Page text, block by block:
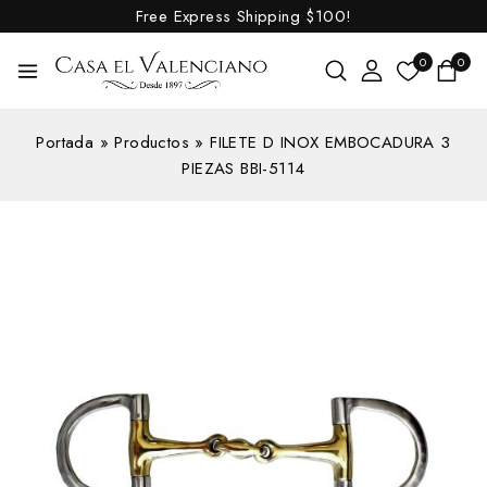
Free Express Shipping $100!
0 0
Portada »Productos »FILETE D INOX EMBOCADURA 3
PIEZAS BBI-5114